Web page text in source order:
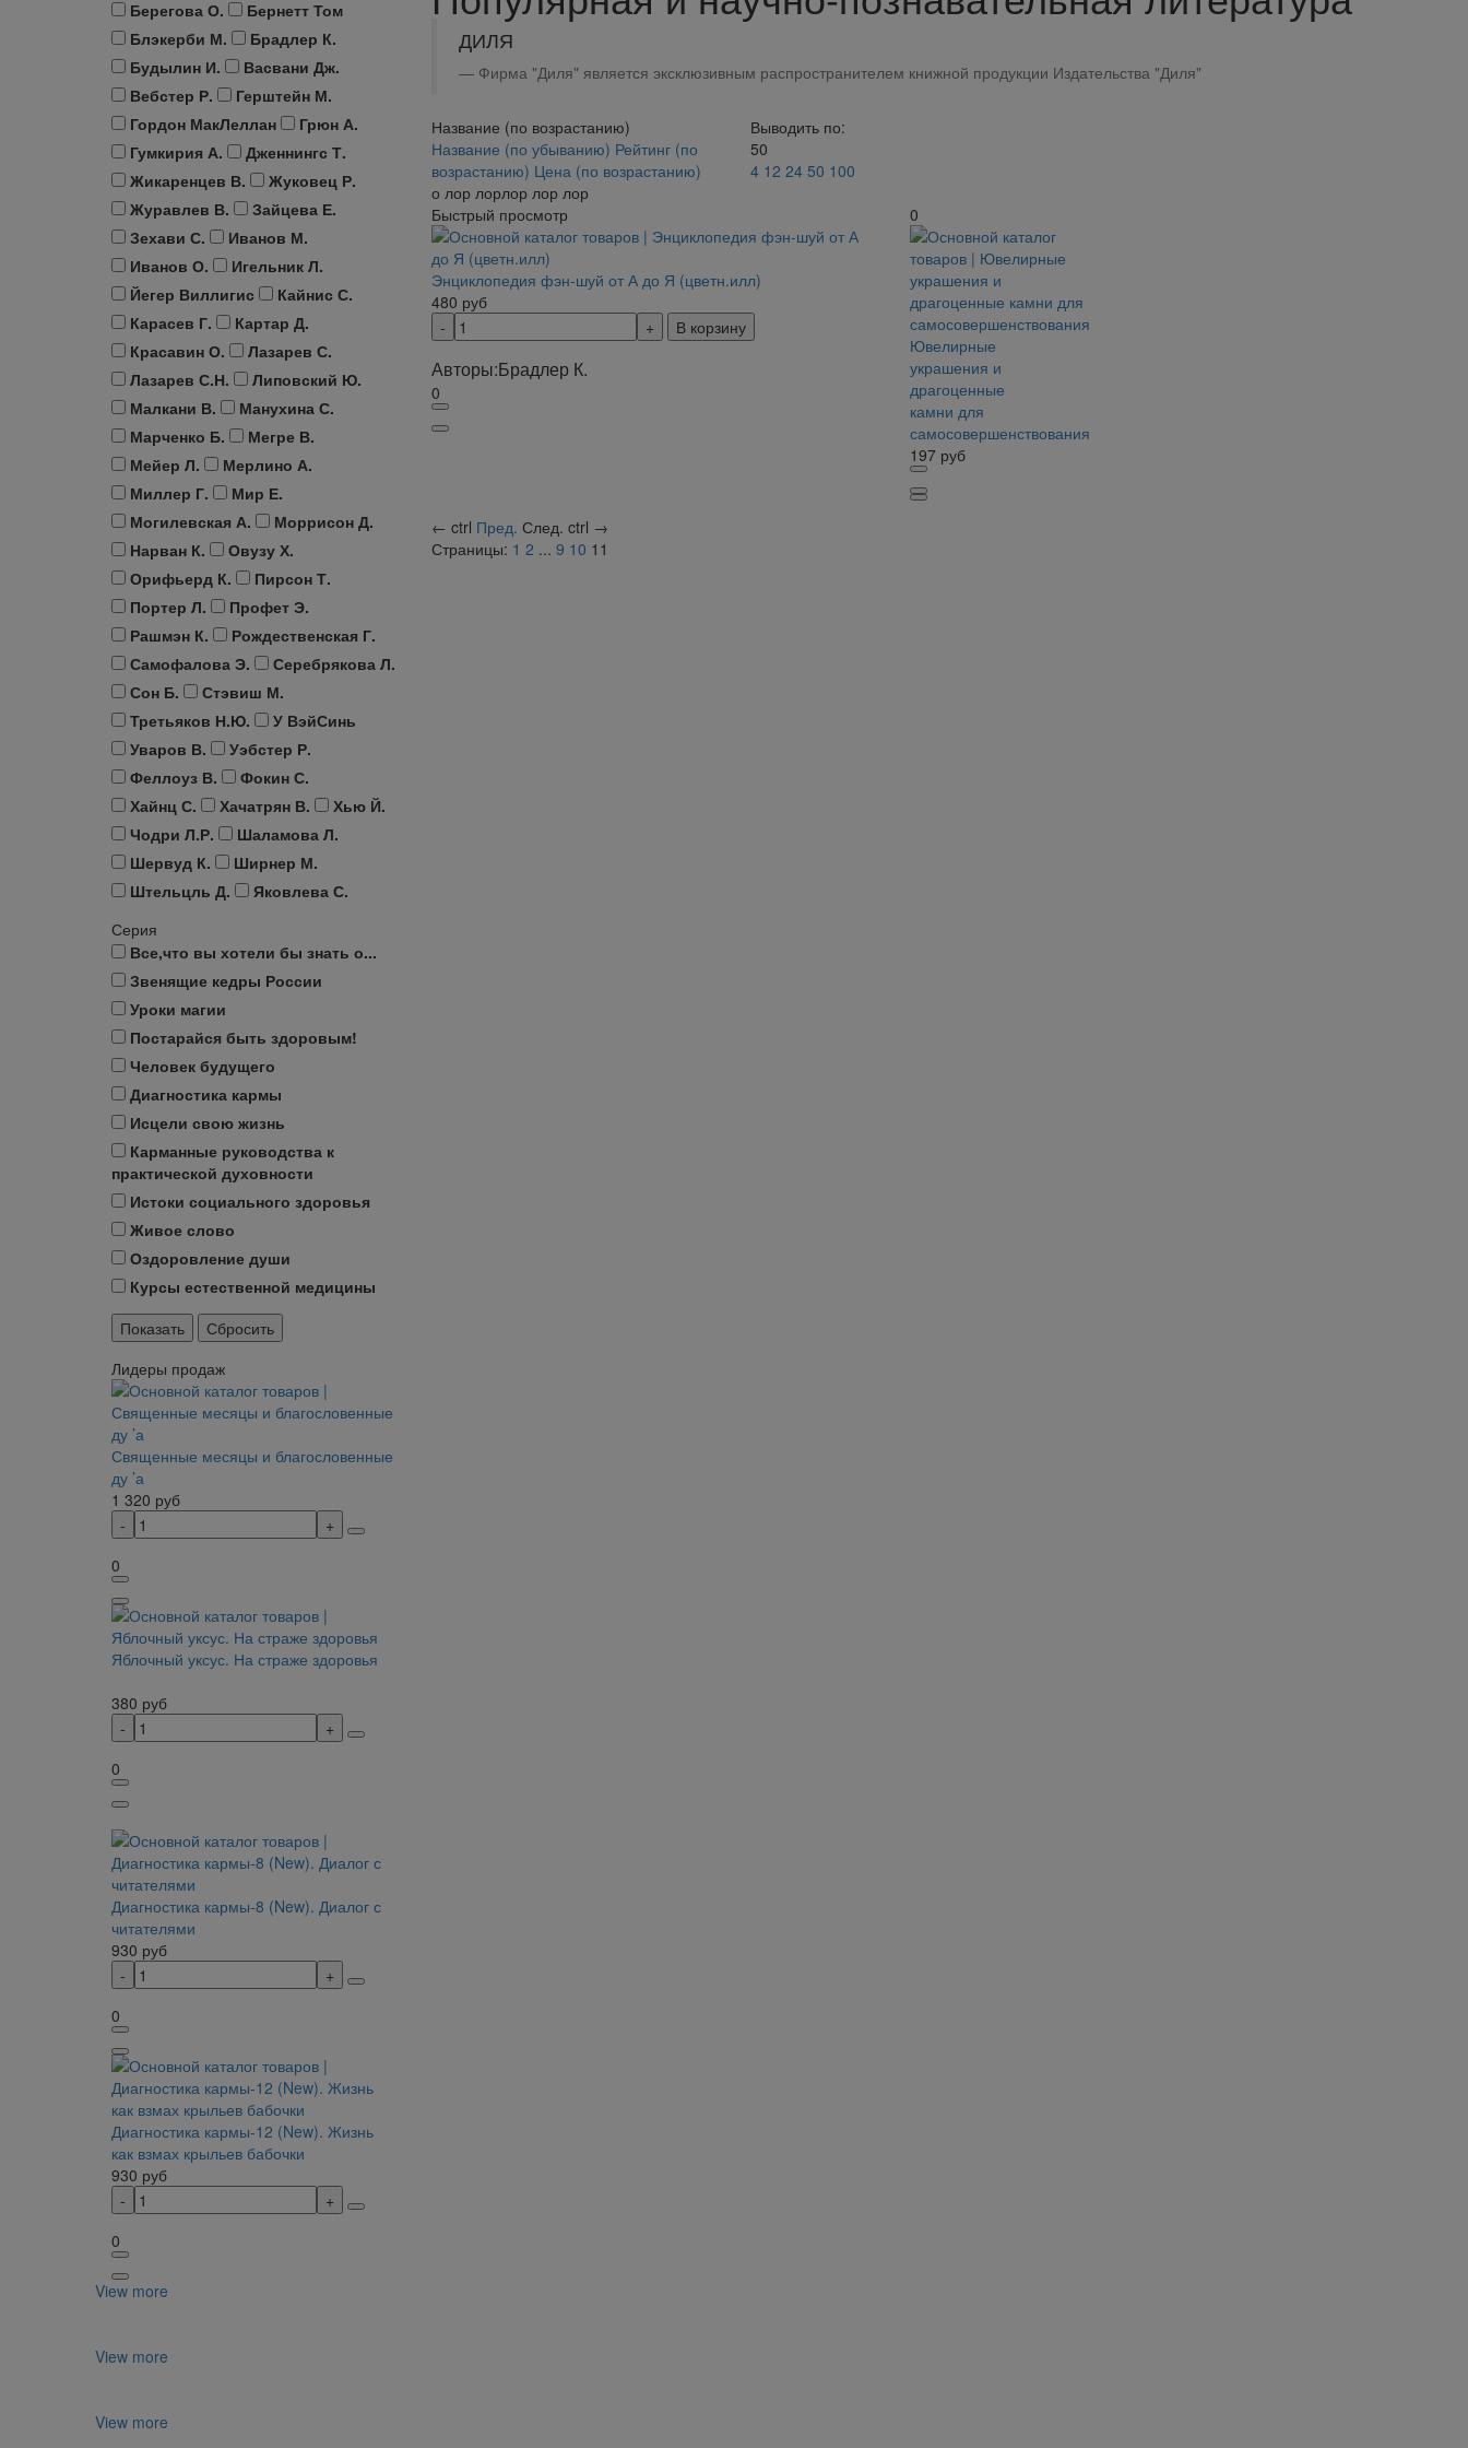
Берегова О.
Бернетт Том
Блэкерби М.
Брадлер К.
Будылин И.
Васвани Дж.
Вебстер Р.
Герштейн М.
Гордон МакЛеллан
Грюн А.
Гумкирия А.
Дженнингс Т.
Жикаренцев В.
Жуковец Р.
Журавлев В.
Зайцева Е.
Зехави С.
Иванов М.
Иванов О.
Игельник Л.
Йегер Виллигис
Кайнис С.
Карасев Г.
Картар Д.
Красавин О.
Лазарев С.
Лазарев С.Н.
Липовский Ю.
Малкани В.
Манухина С.
Марченко Б.
Мегре В.
Мейер Л.
Мерлино А.
Миллер Г.
Мир Е.
Могилевская А.
Моррисон Д.
Нарван К.
Овузу Х.
Орифьерд К.
Пирсон Т.
Портер Л.
Профет Э.
Рашмэн К.
Рождественская Г.
Самофалова Э.
Серебрякова Л.
Сон Б.
Стэвиш М.
Третьяков Н.Ю.
У ВэйСинь
Уваров В.
Уэбстер Р.
Феллоуз В.
Фокин С.
Хайнц С.
Хачатрян В.
Хью Й.
Чодри Л.Р.
Шаламова Л.
Шервуд К.
Ширнер М.
Штельцль Д.
Яковлева С.
Серия
Все,что вы хотели бы знать о...
Звенящие кедры России
Уроки магии
Постарайся быть здоровым!
Человек будущего
Диагностика кармы
Исцели свою жизнь
Карманные руководства к
практической духовности
Истоки социального здоровья
Живое слово
Оздоровление души
Курсы естественной медицины
Лидеры продаж
Священные месяцы и благословенные
ду ’а
1 320 руб
0
Яблочный уксус. На страже здоровья
380 руб
0
Диагностика кармы-8 (New). Диалог с
читателями
930 руб
0
Диагностика кармы-12 (New). Жизнь
как взмах крыльев бабочки
930 руб
0
ДИЛЯ
Фирма "Диля" является эксклюзивным распространителем книжной продукции Издательства "Диля"
Название (по возрастанию)
Название (по убыванию) Рейтинг (по
возрастанию) Цена (по возрастанию)
Выводить по:
50
4 12 24 50 100
о лор лорлор лор лор
Быстрый просмотр
Энциклопедия фэн-шуй от А до Я (цветн.илл)
480 руб
В корзину
Авторы:Брадлер К.
0
0
Ювелирные
украшения и
драгоценные
камни для
самосовершенствования
197 руб
← ctrl Пред. След. ctrl →
Страницы: 1 2 ... 9 10 11
View more
View more
View more